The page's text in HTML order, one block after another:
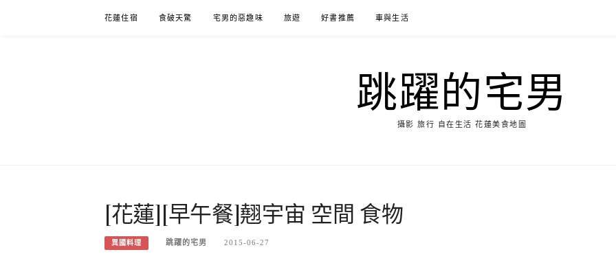
花蓮住宿 食破天驚 宅男的惡趣味 旅遊 好書推薦 車與生活
跳躍的宅男
攝影 旅行 自在生活 花蓮美食地圖
[花蓮][早午餐]翹宇宙 空間 食物
異國料理 跳躍的宅男 2015-06-27